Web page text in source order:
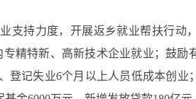
支持力度，开展返乡就业帮扶行动
精特新、高新技术企业就业；鼓励
登记失业6个月以上人员低成本创业